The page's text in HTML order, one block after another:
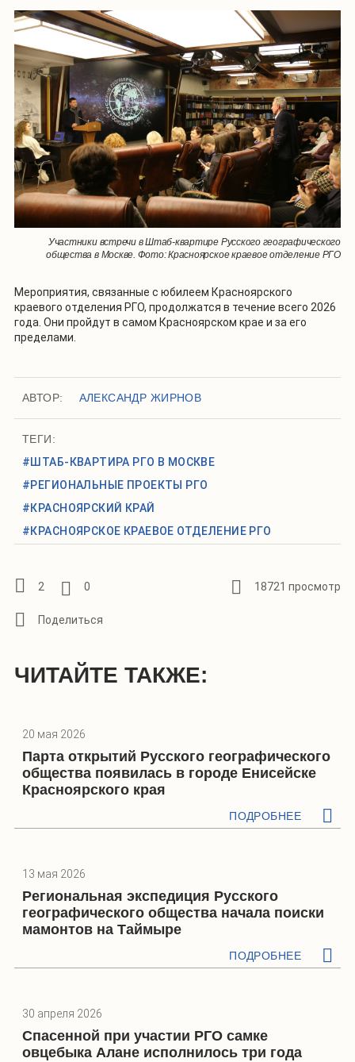
Участники встречи в Штаб-квартире Русского географического
общества в Москве. Фото: Красноярское краевое отделение РГО
Мероприятия, связанные с юбилеем Красноярского
краевого отделения РГО, продолжатся в течение всего 2026
года. Они пройдут в самом Красноярском крае и за его
пределами.
АВТОР: АЛЕКСАНДР ЖИРНОВ
ТЕГИ:
#ШТАБ-КВАРТИРА РГО В МОСКВЕ
#РЕГИОНАЛЬНЫЕ ПРОЕКТЫ РГО
#КРАСНОЯРСКИЙ КРАЙ
#КРАСНОЯРСКОЕ КРАЕВОЕ ОТДЕЛЕНИЕ РГО
2 0 18721 просмотр
ЧИТАЙТЕ ТАКЖЕ:
20 мая 2026
Парта открытий Русского географического
общества появилась в городе Енисейске
Красноярского края
ПОДРОБНЕЕ
13 мая 2026
Региональная экспедиция Русского
географического общества начала поиски
мамонтов на Таймыре
ПОДРОБНЕЕ
30 апреля 2026
Спасенной при участии РГО самке
овцебыка Алане исполнилось три года